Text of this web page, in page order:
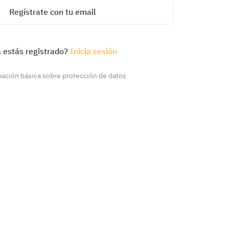
Regístrate con tu email
estás registrado? Inicia sesión
básica sobre protección de datos